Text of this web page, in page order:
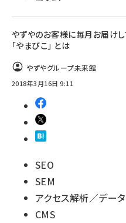
やずやのお客様に毎月お届け
「やまびこ」 とは
やずやグループ未来館
2018年3月16日 9:11
SEO
SEM
アクセス解析／デー
CMS